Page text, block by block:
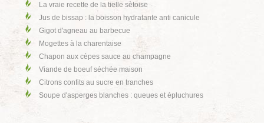
La vraie recette de la tielle sètoise
Jus de bissap : la boisson hydratante anti canicule
Gigot d'agneau au barbecue
Mogettes à la charentaise
Chapon aux cèpes sauce au champagne
Viande de boeuf séchée maison
Citrons confits au sucre en tranches
Soupe d'asperges blanches : queues et épluchures